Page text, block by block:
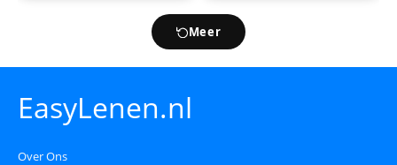
Meer
EasyLenen.nl
Over Ons